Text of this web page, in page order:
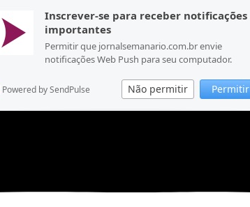
Inscrever-se para receber notificações
importantes
Permitir que jornalsemanario.com.br envie
notificações Web Push para seu computador.
Não permitir Permitir
Powered by SendPulse